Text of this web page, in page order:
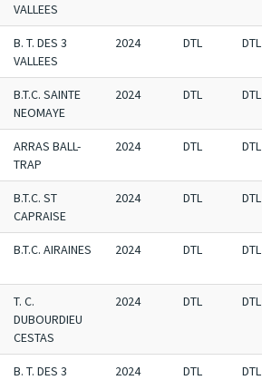
VALLEES
B. T. DES 3
VALLEES
2024 DTL
B.T.C. SAINTE
NEOMAYE
2024 DTL
ARRAS BALL-
TRAP
2024 DTL
B.T.C. ST
CAPRAISE
2024 DTL
B.T.C. AIRAINES 2024 DTL
T. C.
DUBOURDIEU
CESTAS
2024 DTL
B. T. DES 3
2024 DTL